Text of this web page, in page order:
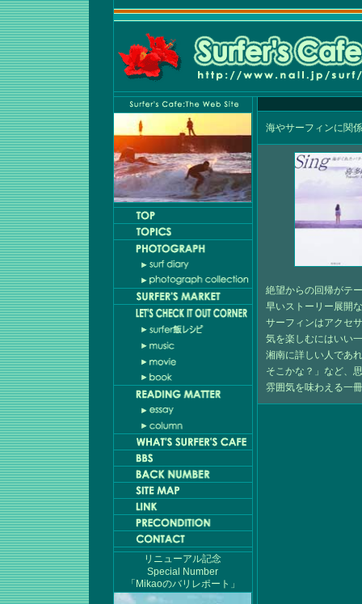
リニューアル記念
Special Number
「Mikaoのバリレポート」
海やサーフィンに関
絶望からの回帰がテ
早いストーリー展開
サーフィンはアクセ
気を楽しむにはいい
湘南に詳しい人であ
そこかな？」など、
雰囲気を味わえる一